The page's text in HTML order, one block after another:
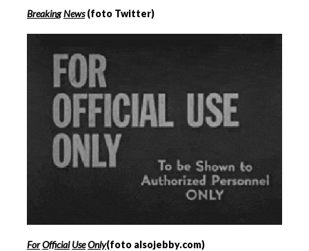
BreakingNews(foto Twitter)
ForOfficial UseOnly(foto alsojebby.com)